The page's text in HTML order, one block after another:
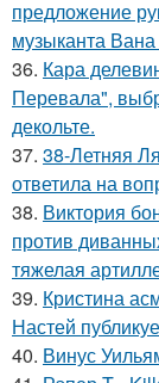
предложение
музыканта Вана
36. Кара
Перевала",
декольте.
37. 38-Летняя
ответила на
38. Виктория
против
тяжелая
39. Кристина
Настей
40. Винус